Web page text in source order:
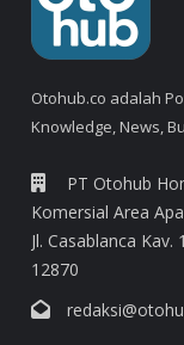
Otohub.co adalah
Knowledge, News,
PT Otohub
Komersial Area
Jl. Casablanca
12870